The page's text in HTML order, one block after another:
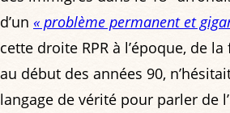
d’un « problème permanent et
cette droite RPR à l’époque, de
au début des années 90,
langage de vérité pour parler de